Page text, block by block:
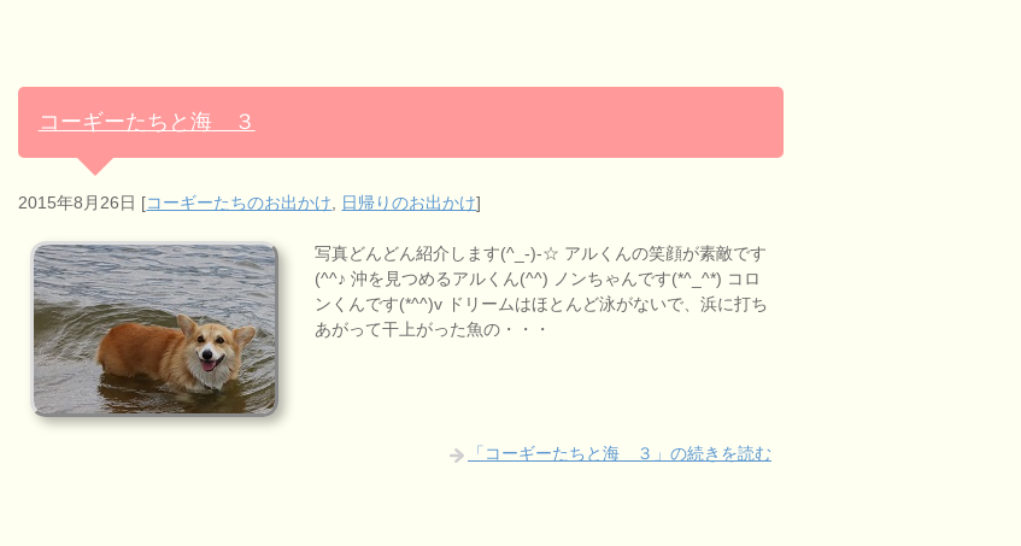
コーギーたちと海 ３
2015年8月26日 [コーギーたちのお出かけ, 日帰りのお出かけ]
写真どんどん紹介します(^_-)-☆ アルくんの笑顔が素敵です
(^^♪ 沖を見つめるアルくん(^^) ノンちゃんです(*^_^*) コロ
ンくんです(*^^)v ドリームはほとんど泳がないで、浜に打ち
あがって干上がった魚の・・・
「コーギーたちと海 ３」の続きを読む